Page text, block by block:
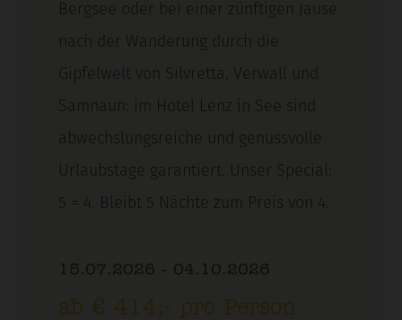
Bergsee oder bei einer zünftigen Jause
nach der Wanderung durch die
Gipfelwelt von Silvretta, Verwall und
Samnaun: im Hotel Lenz in See sind
abwechslungsreiche und genussvolle
Urlaubstage garantiert. Unser Special:
5 = 4. Bleibt 5 Nächte zum Preis von 4.
15.07.2026 - 04.10.2026
ab € 414,- pro Person